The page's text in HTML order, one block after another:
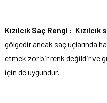
Kızılcık Saç Rengi : Kızılcık
gölgedir ancak saç uçlarında
etmek zor bir renk değildir ve
için de uygundur.